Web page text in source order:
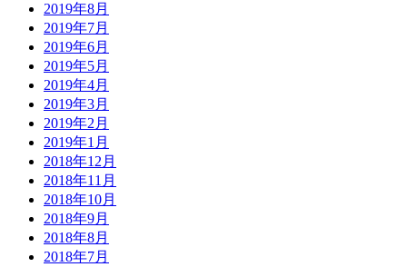
2019年8月
2019年7月
2019年6月
2019年5月
2019年4月
2019年3月
2019年2月
2019年1月
2018年12月
2018年11月
2018年10月
2018年9月
2018年8月
2018年7月